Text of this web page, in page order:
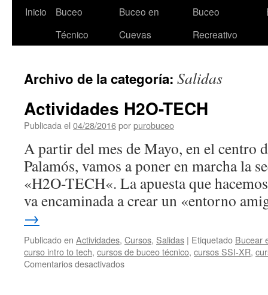
Inicio
Buceo
Técnico
Buceo en
Cuevas
Buceo
Recreativo
Archivo de la categoría: Salidas
Actividades H2O-TECH
Publicada el 04/28/2016porpurobuceo
A partir del mes de Mayo, en el centro
Palamós, vamos a poner en marcha la
«H2O-TECH«. La apuesta que
va encaminada a crear un «entorno
→
Publicado en Actividades, Cursos, Salidas | Etiquetado Bucear
curso intro to tech, cursos de buceo técnico, cursos SSI-XR,
Comentarios desactivadosen